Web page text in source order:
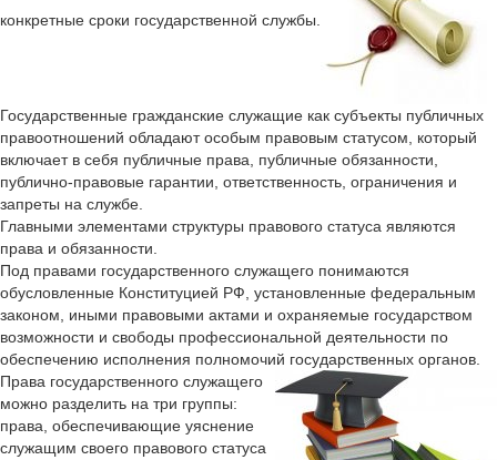
конкретные сроки государственной службы.
Государственные гражданские служащие как субъекты публичных
правоотношений обладают особым правовым статусом, который
включает в себя публичные права, публичные обязанности,
публично-правовые гарантии, ответственность, ограничения и
запреты на службе.
Главными элементами структуры правового статуса являются
права и обязанности.
Под правами государственного служащего понимаются
обусловленные Конституцией РФ, установленные федеральным
законом, иными правовыми актами и охраняемые государством
возможности и свободы профессиональной деятельности по
обеспечению исполнения полномочий государственных органов.
Права государственного служащего
можно разделить на три группы:
права, обеспечивающие уяснение
служащим своего правового статуса